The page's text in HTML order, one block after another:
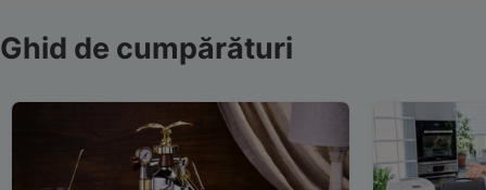
Ghid de cumpărături